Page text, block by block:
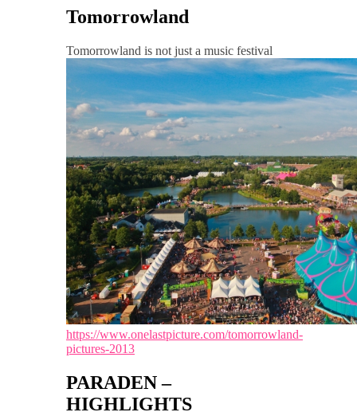
Tomorrowland
Tomorrowland is not just a music festival
https://www.onelastpicture.com/tomorrowland-
pictures-2013
PARADEN –
HIGHLIGHTS